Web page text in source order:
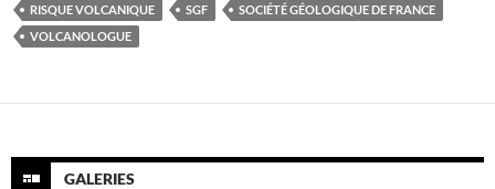
RISQUE VOLCANIQUE
SGF
SOCIÉTÉ GÉOLOGIQUE DE FRANCE
VOLCANOLOGUE
GALERIES